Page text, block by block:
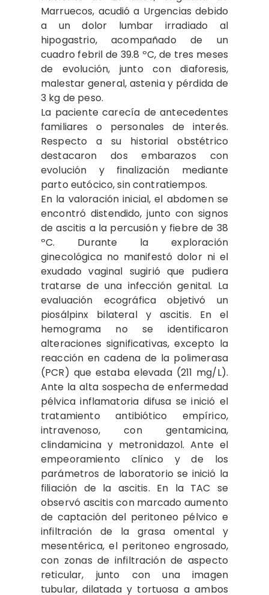
Marruecos, acudió a Urgencias debido
a un dolor lumbar irradiado al
hipogastrio, acompañado de un
cuadro febril de 39.8 ºC, de tres meses
de evolución, junto con diaforesis,
malestar general, astenia y pérdida de
3 kg de peso.
La paciente carecía de antecedentes
familiares o personales de interés.
Respecto a su historial obstétrico
destacaron dos embarazos con
evolución y finalización mediante
parto eutócico, sin contratiempos.
En la valoración inicial, el abdomen se
encontró distendido, junto con signos
de ascitis a la percusión y fiebre de 38
ºC. Durante la exploración
ginecológica no manifestó dolor ni el
exudado vaginal sugirió que pudiera
tratarse de una infección genital. La
evaluación ecográfica objetivó un
piosálpinx bilateral y ascitis. En el
hemograma no se identificaron
alteraciones significativas, excepto la
reacción en cadena de la polimerasa
(PCR) que estaba elevada (211 mg/L).
Ante la alta sospecha de enfermedad
pélvica inflamatoria difusa se inició el
tratamiento antibiótico empírico,
intravenoso, con gentamicina,
clindamicina y metronidazol. Ante el
empeoramiento clínico y de los
parámetros de laboratorio se inició la
filiación de la ascitis. En la TAC se
observó ascitis con marcado aumento
de captación del peritoneo pélvico e
infiltración de la grasa omental y
mesentérica, el peritoneo engrosado,
con zonas de infiltración de aspecto
reticular, junto con una imagen
tubular, dilatada y tortuosa a ambos